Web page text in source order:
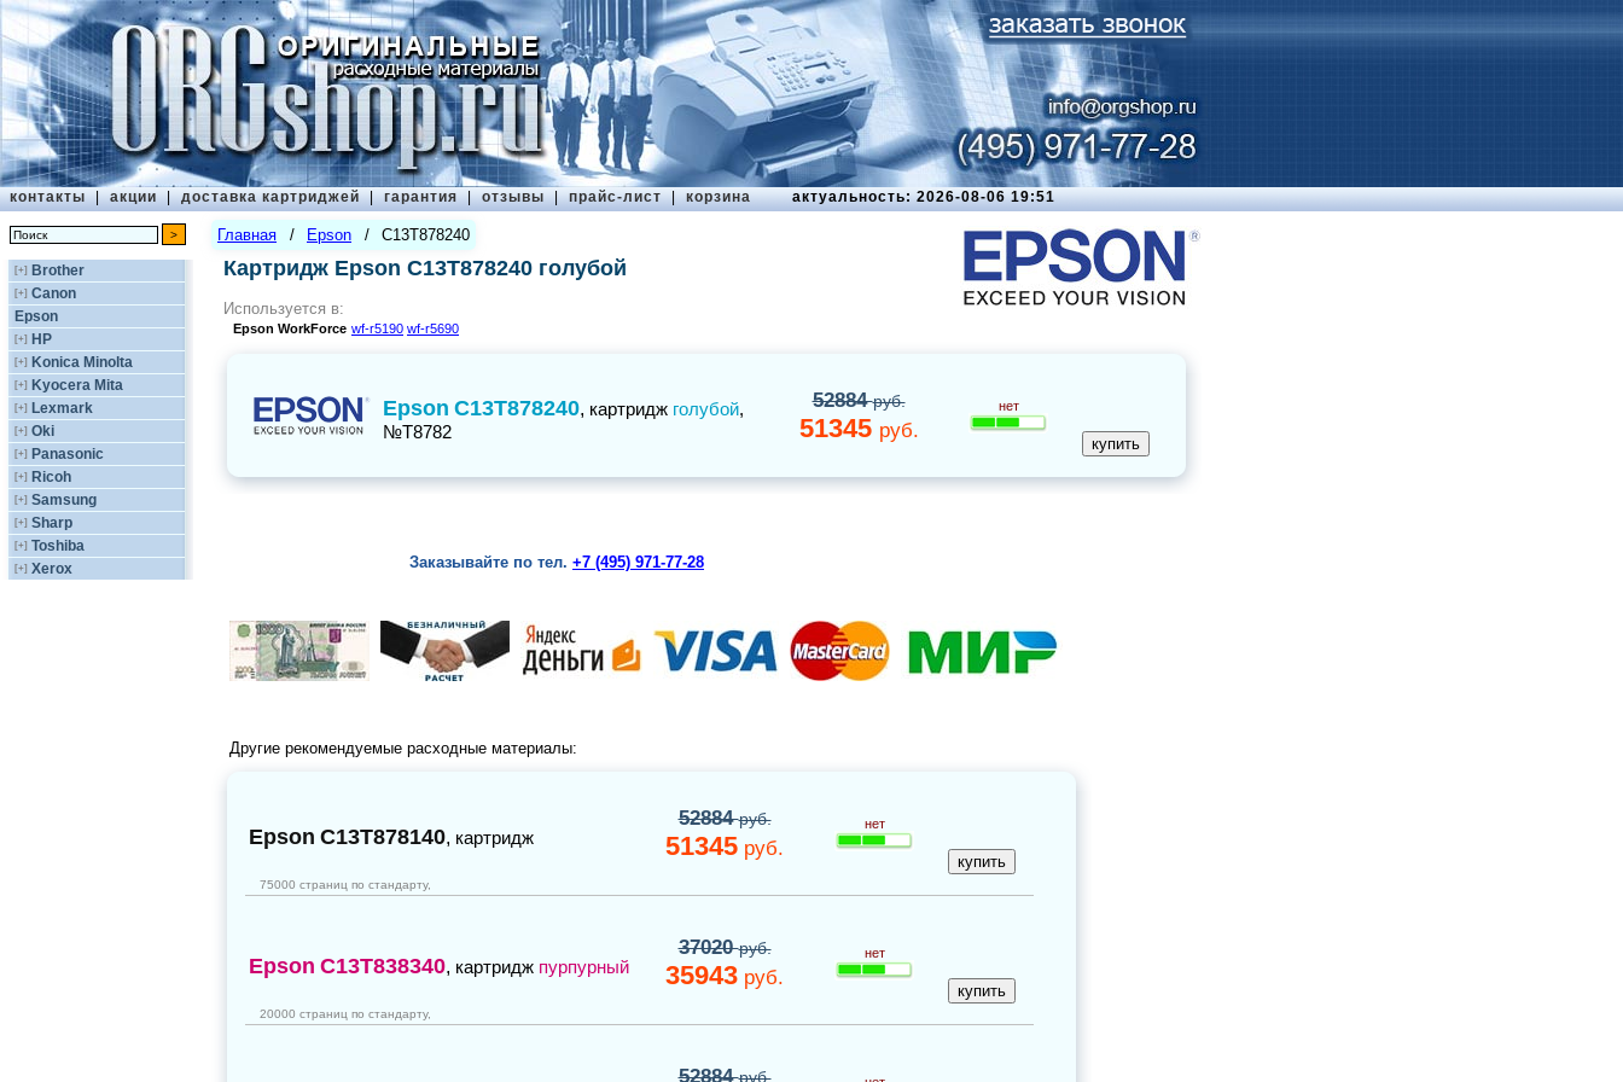
контакты | акции | доставка картриджей | гарантия | отзывы | прайс-лист | корзина актуальность: 2026-08-06 19:51
[+] Brother
[+] Canon
Epson
[+] HP
[+] Konica Minolta
[+] Kyocera Mita
[+] Lexmark
[+] Oki
[+] Panasonic
[+] Ricoh
[+] Samsung
[+] Sharp
[+] Toshiba
[+] Xerox
Главная / Epson / C13T878240
Картридж Epson C13T878240 голубой
Используется в:
Epson WorkForce wf-r5190 wf-r5690
Epson C13T878240, картридж голубой,
№T8782
52884руб.
51345 руб.
нет
Заказывайте по тел. +7 (495) 971-77-28
Другие рекомендуемые расходные материалы:
Epson C13T878140, картридж
52884руб.
51345 руб.
нет
75000 страниц по стандарту,
Epson C13T838340, картридж пурпурный
37020руб.
35943 руб.
нет
20000 страниц по стандарту,
52884руб.